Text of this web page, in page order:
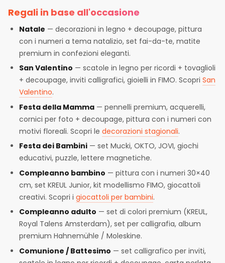
Regali in base all'occasione
Natale — decorazioni in legno + decoupage, pittura
con i numeri a tema natalizio, set fai-da-te, matite
premium in confezioni eleganti.
San Valentino — scatole in legno per ricordi + tovaglioli
+ decoupage, inviti calligrafici, gioielli in FIMO. ScopriSan
Valentino.
Festa della Mamma — pennelli premium, acquerelli,
cornici per foto + decoupage, pittura con i numeri con
motivi floreali. Scopri ledecorazioni stagionali.
Festa dei Bambini — set Mucki, OKTO, JOVI, giochi
educativi, puzzle, lettere magnetiche.
Compleanno bambino — pittura con i numeri 30×40
cm, set KREUL Junior, kit modellismo FIMO, giocattoli
creativi. Scopri igiocattoli per bambini.
Compleanno adulto — set di colori premium (KREUL,
Royal Talens Amsterdam), set per calligrafia, album
premium Hahnemühle / Moleskine.
Comunione / Battesimo — set calligrafico per inviti,